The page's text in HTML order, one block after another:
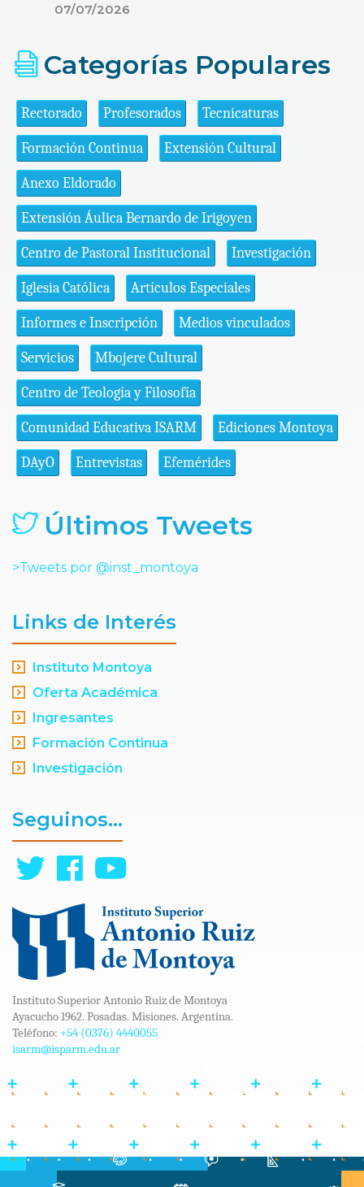
07/07/2026
Categorías Populares
Rectorado Profesorados Tecnicaturas
Formación Continua Extensión Cultural
Anexo Eldorado
Extensión Áulica Bernardo de Irigoyen
Centro de Pastoral Institucional Investigación
Iglesia Católica Artículos Especiales
Informes e Inscripción Medios vinculados
Servicios Mbojere Cultural
Centro de Teología y Filosofía
Comunidad Educativa ISARM Ediciones Montoya
DAyO Entrevistas Efemérides
Últimos Tweets
>Tweets por @inst_montoya
Links de Interés
Instituto Montoya
Oferta Académica
Ingresantes
Formación Continua
Investigación
Seguinos...
Instituto Superior Antonio Ruiz de Montoya
Ayacucho 1962. Posadas. Misiones. Argentina.
Teléfono: +54 (0376) 4440055
isarm@isparm.edu.ar